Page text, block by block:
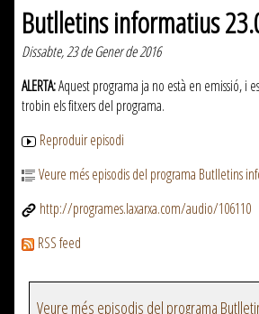
Butlletins informatius
Dissabte, 23 de Gener de 2016
ALERTA:Aquest programa ja no està en emissió, i
trobin els fitxers del programa.
Reproduir episodi
Veure més episodis del programa Butlletins
http://programes.laxarxa.com/audio/106110
RSS feed